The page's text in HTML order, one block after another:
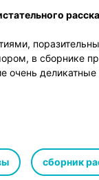
в сборнике
очень
сборник